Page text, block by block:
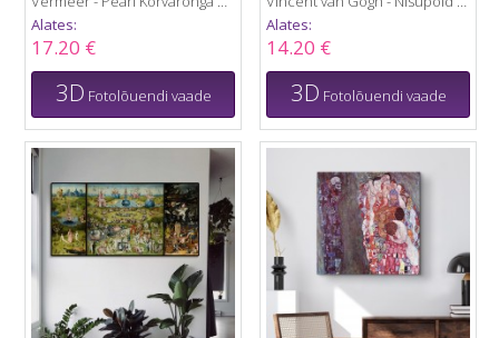
Alates:
17.20 €
3D Fotolõuendi vaade
Alates:
14.20 €
3D Fotolõuendi vaade